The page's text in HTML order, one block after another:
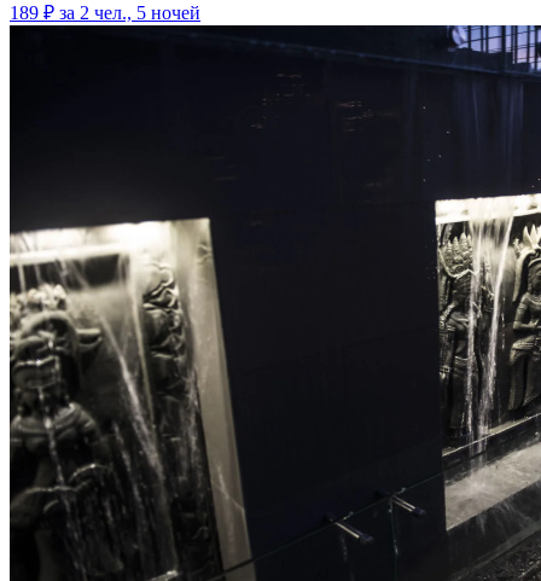
189 ₽ за 2 чел., 5 ночей